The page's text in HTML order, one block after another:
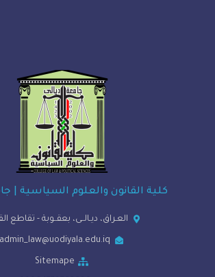
القانون والعلوم السياسية | جامعة ديالى
العـراق، ديـالــى، بعقــوبة - تقاطع القدس
admin_law@uodiyala.edu.iq